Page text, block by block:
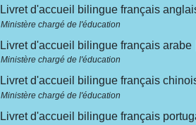
Livret d'accueil bilingue français
Ministère chargé de l'éducation
Livret d'accueil bilingue français arabe
Ministère chargé de l'éducation
Livret d'accueil bilingue français
Ministère chargé de l'éducation
Livret d'accueil bilingue français